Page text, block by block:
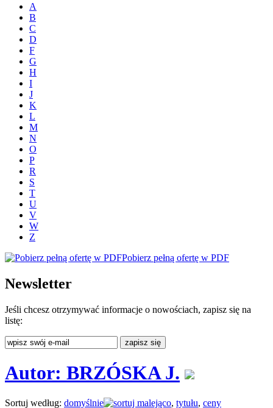
A
B
C
D
F
G
H
I
J
K
L
M
N
O
P
R
S
T
U
V
W
Z
Pobierz pełną ofertę w PDF
Newsletter
Jeśli chcesz otrzymywać informacje o nowościach, zapisz się na
listę:
Autor: BRZÓSKA J.
Sortuj według: domyślnie , tytułu, ceny